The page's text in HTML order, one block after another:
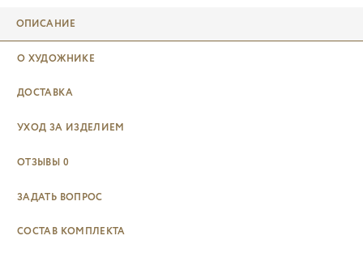
ОПИСАНИЕ
О ХУДОЖНИКЕ
ДОСТАВКА
УХОД ЗА ИЗДЕЛИЕМ
ОТЗЫВЫ 0
ЗАДАТЬ ВОПРОС
СОСТАВ КОМПЛЕКТА